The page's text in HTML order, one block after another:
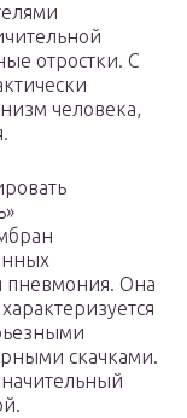
отростки. С
человека,
пневмония. Она
скачками.